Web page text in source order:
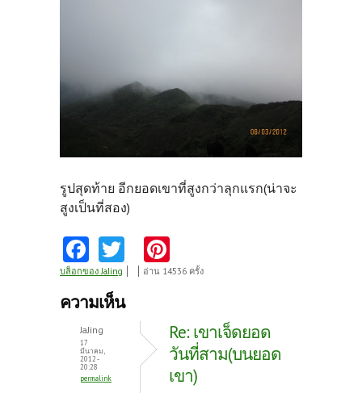
รูปสุดท้าย อีกยอดเขาที่สูงกว่าลุกแรก(น่าจะ
สูงเป็นที่สอง)
Fa
ce
b
o
o
k
w
itt
er
nt
es
t
บล็อกของ JaJing อ่าน 14536 ครั้ง
ความเห็น
JaJing
17
มีนาคม,
2012 -
20:28
permalink
Re: เขาเจ็ดยอด
วันที่สาม(บนยอด
เขา)